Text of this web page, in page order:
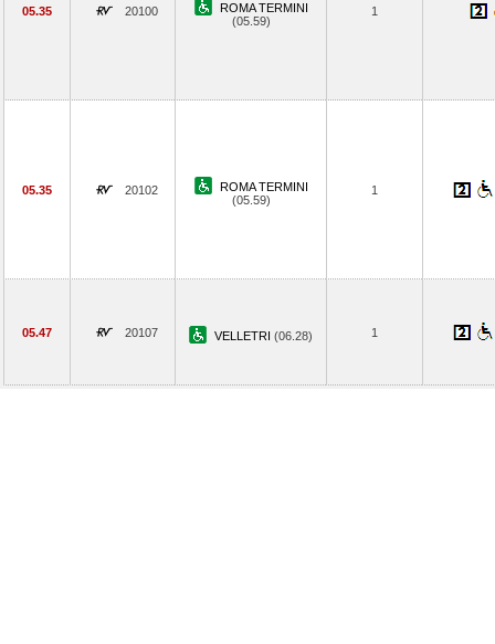
05.35 20100
ROMA TERMINI
(05.59)
1
05.35 20102
ROMA TERMINI
(05.59)
1
05.47 20107 VELLETRI (06.28) 1